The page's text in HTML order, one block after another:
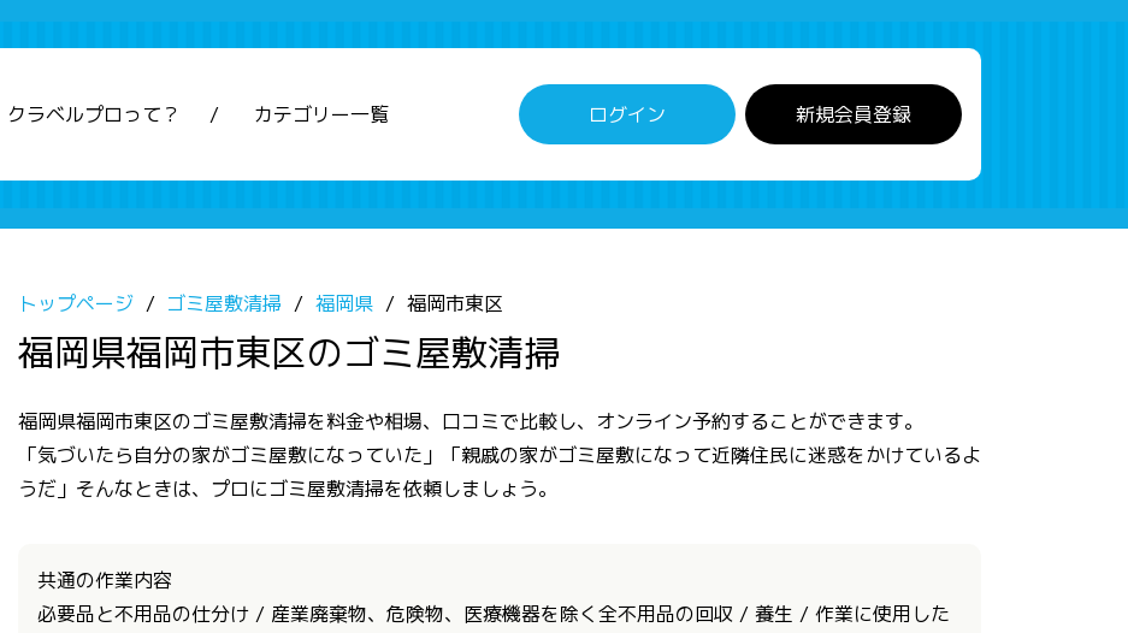
クラベルプロって？ カテゴリー一覧 ログイン 新規会員登録
トップページ ゴミ屋敷清掃 福岡県 福岡市東区
福岡県福岡市東区のゴミ屋敷清掃
福岡県福岡市東区のゴミ屋敷清掃を料金や相場、口コミで比較し、オンライン予約することができます。
「気づいたら自分の家がゴミ屋敷になっていた」「親戚の家がゴミ屋敷になって近隣住民に迷惑をかけているよ
うだ」そんなときは、プロにゴミ屋敷清掃を依頼しましょう。
共通の作業内容
必要品と不用品の仕分け / 産業廃棄物、危険物、医療機器を除く全不用品の回収 / 養生 / 作業に使用した